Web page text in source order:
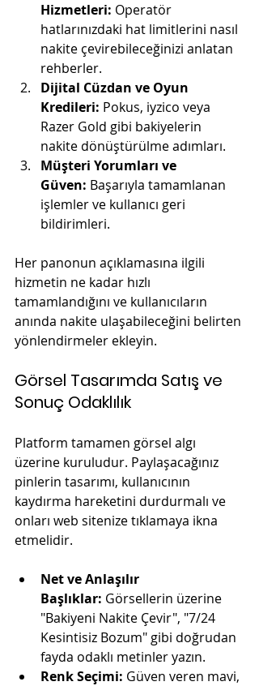
Hizmetleri: Operatör
hatlarınızdaki hat limitlerini nasıl
nakite çevirebileceğinizi anlatan
rehberler.
Dijital Cüzdan ve Oyun
Kredileri: Pokus, iyzico veya
Razer Gold gibi bakiyelerin
nakite dönüştürülme adımları.
Müşteri Yorumları ve
Güven: Başarıyla tamamlanan
işlemler ve kullanıcı geri
bildirimleri.
Her panonun açıklamasına ilgili
hizmetin ne kadar hızlı
tamamlandığını ve kullanıcıların
anında nakite ulaşabileceğini belirten
yönlendirmeler ekleyin.
Görsel Tasarımda Satış ve
Sonuç Odaklılık
Platform tamamen görsel algı
üzerine kuruludur. Paylaşacağınız
pinlerin tasarımı, kullanıcının
kaydırma hareketini durdurmalı ve
onları web sitenize tıklamaya ikna
etmelidir.
Net ve Anlaşılır
Başlıklar: Görsellerin üzerine
"Bakiyeni Nakite Çevir", "7/24
Kesintisiz Bozum" gibi doğrudan
fayda odaklı metinler yazın.
Renk Seçimi: Güven veren mavi,